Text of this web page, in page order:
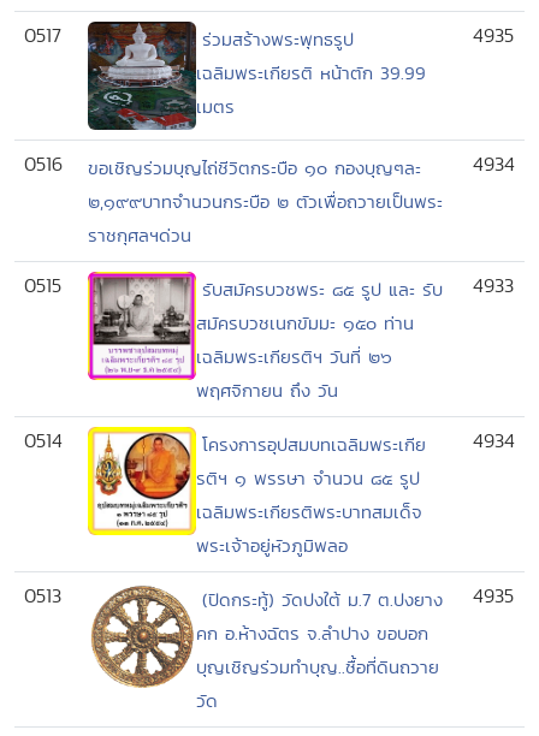
0517
ร่วมสร้างพระพุทธรูป
เฉลิมพระเกียรติ หน้าตัก 39.99
เมตร
4935
0516
ขอเชิญร่วมบุญไถ่ชีวิตกระบือ ๑๐ กองบุญๆละ
๒,๑๙๙บาทจำนวนกระบือ ๒ ตัวเพื่อถวายเป็นพระ
ราชกุศลฯด่วน
4934
0515
รับสมัครบวชพระ ๘๕ รูป และ รับ
สมัครบวชเนกขัมมะ ๑๕๐ ท่าน
เฉลิมพระเกียรติฯ วันที่ ๒๖
พฤศจิกายน ถึง วัน
4933
0514
โครงการอุปสมบทเฉลิมพระเกีย
รติฯ ๑ พรรษา จำนวน ๘๕ รูป
เฉลิมพระเกียรติพระบาทสมเด็จ
พระเจ้าอยู่หัวภูมิพลอ
4934
0513
(ปิดกระทู้) วัดปงใต้ ม.7 ต.ปงยาง
คก อ.ห้างฉัตร จ.ลำปาง ขอบอก
บุญเชิญร่วมทำบุญ..ซื้อที่ดินถวาย
วัด
4935